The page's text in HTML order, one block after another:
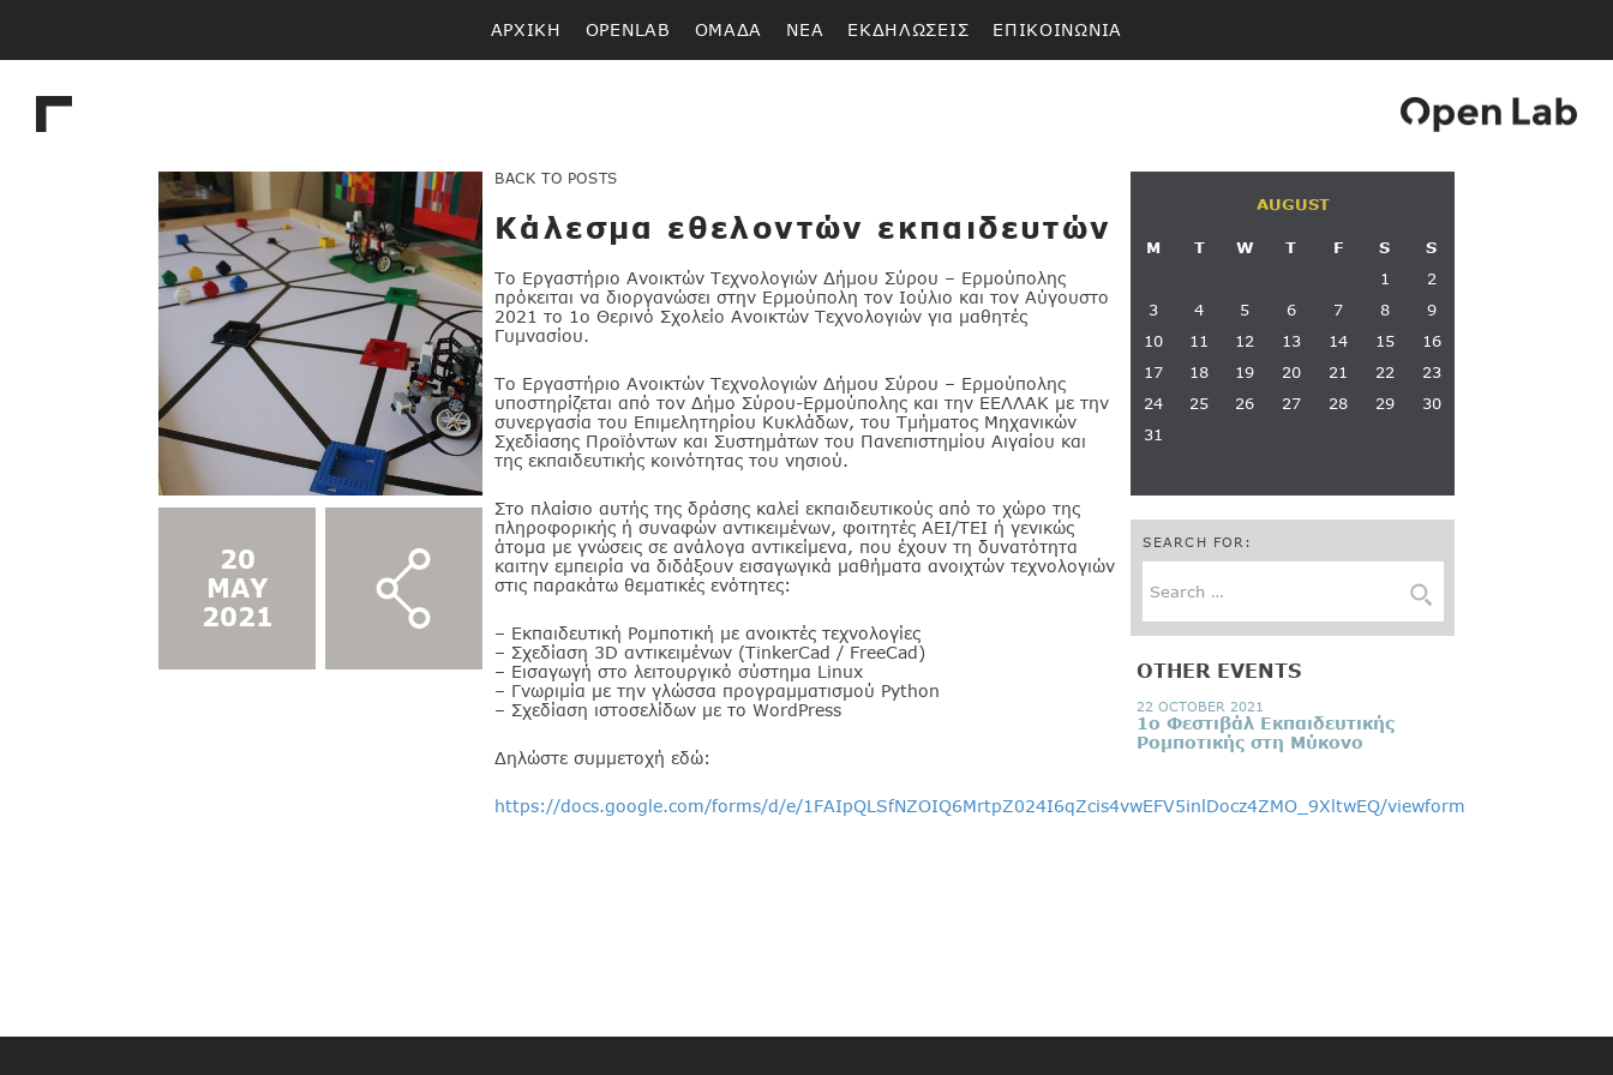
ΑΡΧΙΚΗ OPENLAB ΟΜΑΔΑ ΝΕΑ ΕΚΔΗΛΩΣΕΙΣ ΕΠΙΚΟΙΝΩΝΙΑ
20
MAY
2021
BACK TO POSTS
Κάλεσμα εθελοντών εκπαιδευτών
Το Εργαστήριο Ανοικτών Τεχνολογιών Δήμου Σύρου – Ερμούπολης
πρόκειται να διοργανώσει στην Ερμούπολη τον Ιούλιο και τον Αύγουστο
2021 το 1ο Θερινό Σχολείο Ανοικτών Τεχνολογιών για μαθητές
Γυμνασίου.
Το Εργαστήριο Ανοικτών Τεχνολογιών Δήμου Σύρου – Ερμούπολης
υποστηρίζεται από τον Δήμο Σύρου-Ερμούπολης και την ΕΕΛΛΑΚ με την
συνεργασία του Επιμελητηρίου Κυκλάδων, του Τμήματος Μηχανικών
Σχεδίασης Προϊόντων και Συστημάτων του Πανεπιστημίου Αιγαίου και
της εκπαιδευτικής κοινότητας του νησιού.
Στο πλαίσιο αυτής της δράσης καλεί εκπαιδευτικούς από το χώρο της
πληροφορικής ή συναφών αντικειμένων, φοιτητές ΑΕΙ/ΤΕΙ ή γενικώς
άτομα με γνώσεις σε ανάλογα αντικείμενα, που έχουν τη δυνατότητα
καιτην εμπειρία να διδάξουν εισαγωγικά μαθήματα ανοιχτών τεχνολογιών
στις παρακάτω θεματικές ενότητες:
– Εκπαιδευτική Ρομποτική με ανοικτές τεχνολογίες
– Σχεδίαση 3D αντικειμένων (TinkerCad / FreeCad)
– Εισαγωγή στο λειτουργικό σύστημα Linux
– Γνωριμία με την γλώσσα προγραμματισμού Python
– Σχεδίαση ιστοσελίδων με το WordPress
Δηλώστε συμμετοχή εδώ:
https://docs.google.com/forms/d/e/1FAIpQLSfNZOIQ6MrtpZ024I6qZcis4vwEFV5inlDocz4ZMO_9XltwEQ/viewform
AUGUST
M T W T F S
S
1
2
3
4 5 6 7 8
9
10
11 12 13 14 15
16
17
18 19 20 21 22
23
24
25 26 27 28 29
30
31
SEARCH FOR:
OTHER EVENTS
22 OCTOBER 2021
1ο Φεστιβάλ Εκπαιδευτικής
Ρομποτικής στη Μύκονο